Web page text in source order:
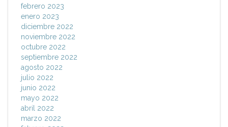
febrero 2023
enero 2023
diciembre 2022
noviembre 2022
octubre 2022
septiembre 2022
agosto 2022
julio 2022
junio 2022
mayo 2022
abril 2022
marzo 2022